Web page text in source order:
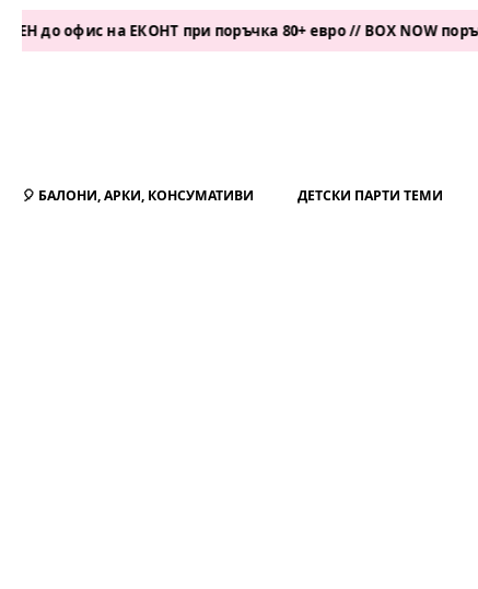
на ЕКОНТ при поръчка 80+ евро // BOX NOW поръчка 50+
🎈 БАЛОНИ, АРКИ, КОНСУМАТИВИ ДЕТСКИ ПАРТИ ТЕМИ